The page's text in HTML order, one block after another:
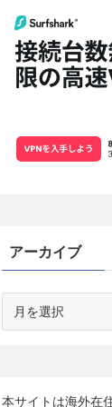
アーカイブ
本サイトは海外在